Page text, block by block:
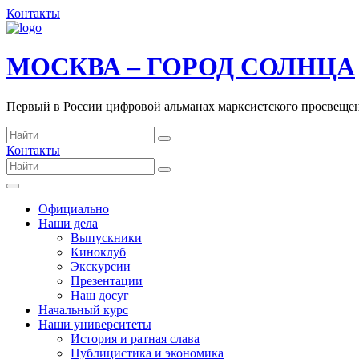
Контакты
МОСКВА – ГОРОД СОЛНЦА
Первый в России цифровой альманах марксистского
Контакты
Официально
Наши дела
Выпускники
Киноклуб
Экскурсии
Презентации
Наш досуг
Начальный курс
Наши университеты
История и ратная слава
Публицистика и экономика